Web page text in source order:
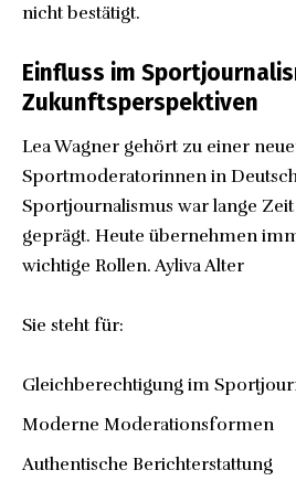
nicht bestätigt.
Einfluss im
Zukunftsperspektiven
Lea Wagner gehört zu einer
Sportmoderatorinnen in
Sportjournalismus war lange
geprägt. Heute übernehmen
wichtige Rollen. Ayliva Alter
Sie steht für:
Gleichberechtigung im
Moderne Moderationsformen
Authentische Berichterstattung